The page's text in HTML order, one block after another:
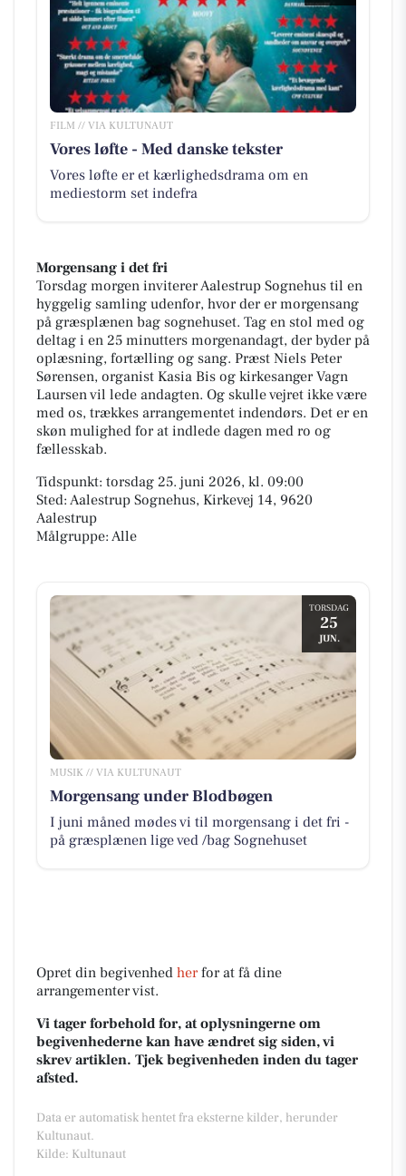
FILM // VIA KULTUNAUT
Vores løfte - Med danske tekster
Vores løfte er et kærlighedsdrama om en
mediestorm set indefra
Morgensang i det fri
Torsdag morgen inviterer Aalestrup Sognehus til en
hyggelig samling udenfor, hvor der er morgensang
på græsplænen bag sognehuset. Tag en stol med og
deltag i en 25 minutters morgenandagt, der byder på
oplæsning, fortælling og sang. Præst Niels Peter
Sørensen, organist Kasia Bis og kirkesanger Vagn
Laursen vil lede andagten. Og skulle vejret ikke være
med os, trækkes arrangementet indendørs. Det er en
skøn mulighed for at indlede dagen med ro og
fællesskab.
Tidspunkt: torsdag 25. juni 2026, kl. 09:00
Sted: Aalestrup Sognehus, Kirkevej 14, 9620
Aalestrup
Målgruppe: Alle
TORSDAG
25
JUN.
MUSIK // VIA KULTUNAUT
Morgensang under Blodbøgen
I juni måned mødes vi til morgensang i det fri -
på græsplænen lige ved /bag Sognehuset
Opret din begivenhed herfor at få dine
arrangementer vist.
Vi tager forbehold for, at oplysningerne om
begivenhederne kan have ændret sig siden, vi
skrev artiklen. Tjek begivenheden inden du tager
afsted.
Data er automatisk hentet fra eksterne kilder, herunder
Kultunaut.
Kilde: Kultunaut